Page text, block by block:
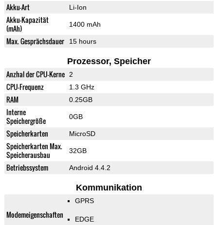
Akku-Art Li-Ion
Akku-Kapazität
(mAh)
1400 mAh
Max. Gesprächsdauer 15 hours
Prozessor, Speicher
Anzhal der CPU-Kerne 2
CPU-Frequenz 1.3 GHz
RAM 0.25GB
Interne
Speichergröße
0GB
Speicherkarten MicroSD
Speicherkarten Max.
Speicherausbau
32GB
Betriebssystem Android 4.4.2
Kommunikation
Modemeigenschaften
GPRS
EDGE